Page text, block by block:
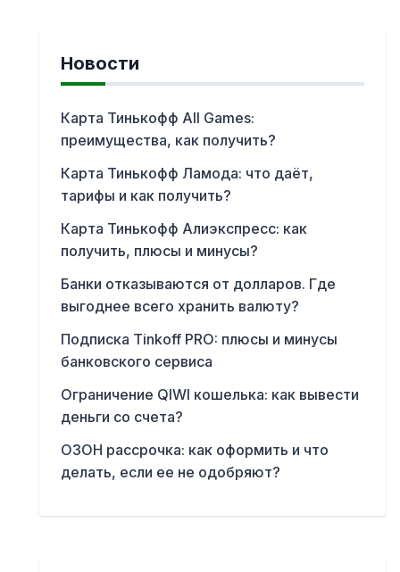
Новости
Карта Тинькофф All Games:
преимущества, как получить?
Карта Тинькофф Ламода: что даёт,
тарифы и как получить?
Карта Тинькофф Алиэкспресс: как
получить, плюсы и минусы?
Банки отказываются от долларов. Где
выгоднее всего хранить валюту?
Подписка Tinkoff PRO: плюсы и минусы
банковского сервиса
Ограничение QIWI кошелька: как вывести
деньги со счета?
ОЗОН рассрочка: как оформить и что
делать, если ее не одобряют?